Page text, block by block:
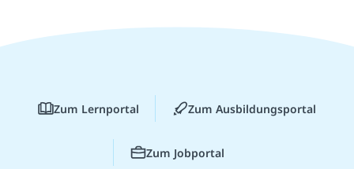
Zum Lernportal Zum Ausbildungsportal
Zum Jobportal